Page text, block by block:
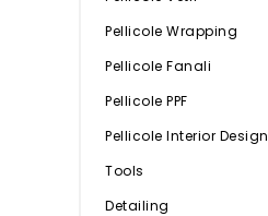
Pellicole Wrapping
Pellicole Fanali
Pellicole PPF
Pellicole Interior Design
Tools
Detailing